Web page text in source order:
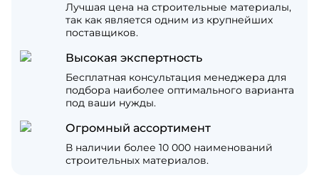
Лучшая цена на строительные материалы,
так как является одним из крупнейших
поставщиков.
Высокая экспертность
Бесплатная консультация менеджера для
подбора наиболее оптимального варианта
под ваши нужды.
Огромный ассортимент
В наличии более 10 000 наименований
строительных материалов.